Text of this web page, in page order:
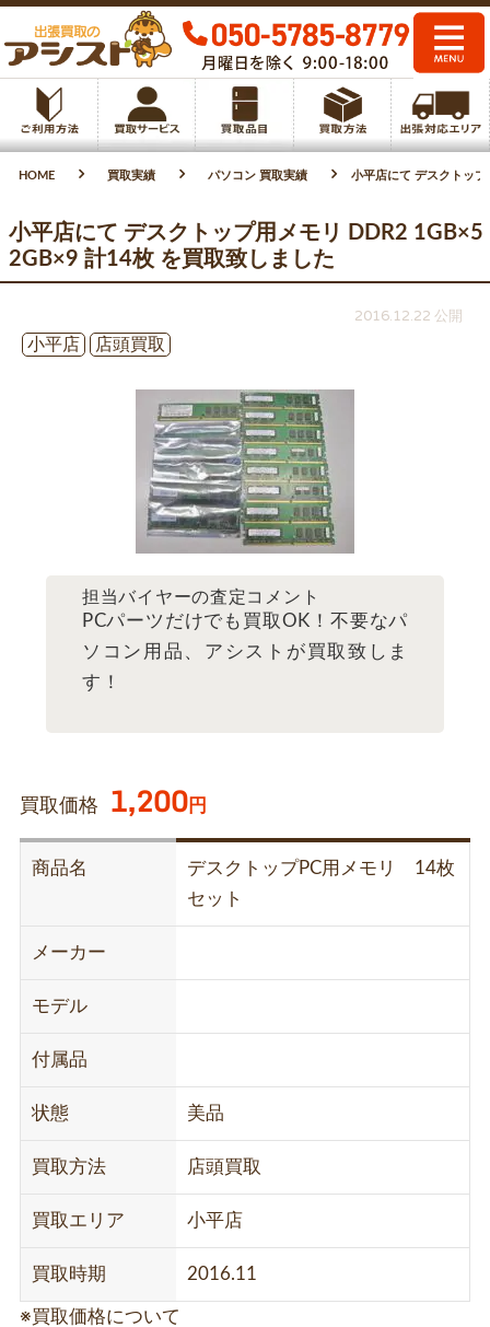
HOME 買取実績 パソコン 買取実績 小平店にて デスクトッ
小平店にて デスクトップ用メモリ DDR2 1GB×5
2GB×9 計14枚 を買取致しました
2016.12.22 公開
小平店
店頭買取
担当バイヤーの査定コメント
PCパーツだけでも買取OK！不要なパ
ソコン用品、アシストが買取致しま
す！
買取価格 1,200円
商品名
デスクトップPC用メモリ 14枚
セット
メーカー
モデル
付属品
状態 美品
買取方法 店頭買取
買取エリア 小平店
買取時期 2016.11
※買取価格について